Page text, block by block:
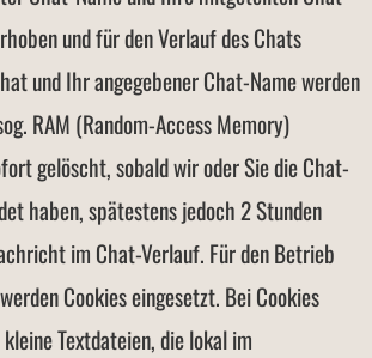
und für den Verlauf des Chats
und Ihr angegebener Chat-Name werden
RAM (Random-Access Memory)
gelöscht, sobald wir oder Sie die Chat-
haben, spätestens jedoch 2 Stunden
im Chat-Verlauf. Für den Betrieb
Cookies eingesetzt. Bei Cookies
Textdateien, die lokal im